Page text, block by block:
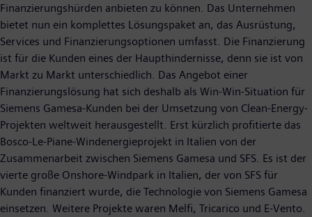
Finanzierungshürden anbieten zu können. Das Unternehmen
bietet nun ein komplettes Lösungspaket an, das Ausrüstung,
Services und Finanzierungsoptionen umfasst. Die Finanzierung
ist für die Kunden eines der Haupthindernisse, denn sie ist von
Markt zu Markt unterschiedlich. Das Angebot einer
Finanzierungslösung hat sich deshalb als Win-Win-Situation für
Siemens Gamesa-Kunden bei der Umsetzung von Clean-Energy-
Projekten weltweit herausgestellt. Erst kürzlich profitierte das
Bosco-Le-Piane-Windenergieprojekt in Italien von der
Zusammenarbeit zwischen Siemens Gamesa und SFS. Es ist der
vierte große Onshore-Windpark in Italien, der von SFS für
Kunden finanziert wurde, die Technologie von Siemens Gamesa
einsetzen. Weitere Projekte waren Melfi, Tricarico und E-Vento.